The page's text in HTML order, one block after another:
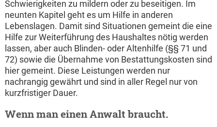
Schwierigkeiten zu mildern oder zu beseitigen. Im
neunten Kapitel geht es um Hilfe in anderen
Lebenslagen. Damit sind Situationen gemeint die eine
Hilfe zur Weiterführung des Haushaltes nötig werden
lassen, aber auch Blinden- oder Altenhilfe (§§ 71 und
72) sowie die Übernahme von Bestattungskosten sind
hier gemeint. Diese Leistungen werden nur
nachrangig gewährt und sind in aller Regel nur von
kurzfristiger Dauer.
Wenn man einen Anwalt braucht.